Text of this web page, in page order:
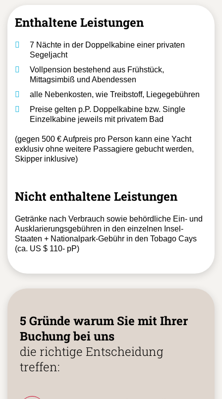
Enthaltene Leistungen
7 Nächte in der Doppelkabine einer privaten
Segeljacht
Vollpension bestehend aus Frühstück,
Mittagsimbiß und Abendessen
alle Nebenkosten, wie Treibstoff, Liegegebühren
Preise gelten p.P. Doppelkabine bzw. Single
Einzelkabine jeweils mit privatem Bad
(gegen 500 € Aufpreis pro Person kann eine Yacht
exklusiv ohne weitere Passagiere gebucht werden,
Skipper inklusive)
Nicht enthaltene Leistungen
Getränke nach Verbrauch sowie behördliche Ein- und
Ausklarierungsgebühren in den einzelnen Insel-
Staaten + Nationalpark-Gebühr in den Tobago Cays
(ca. US $ 110- pP)
5 Gründe warum Sie mit Ihrer
Buchung bei uns
die richtige Entscheidung
treffen: